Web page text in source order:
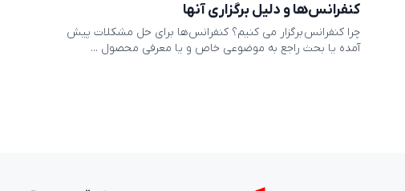
کنفرانس‌ها و دلیل برگزاری آنها
چرا کنفرانس برگزار می کنیم؟ کنفرانس‌ها برای حل مشکلات پیش
آمده یا بحث راجع به موضوعی خاص و یا معرفی محصول ...